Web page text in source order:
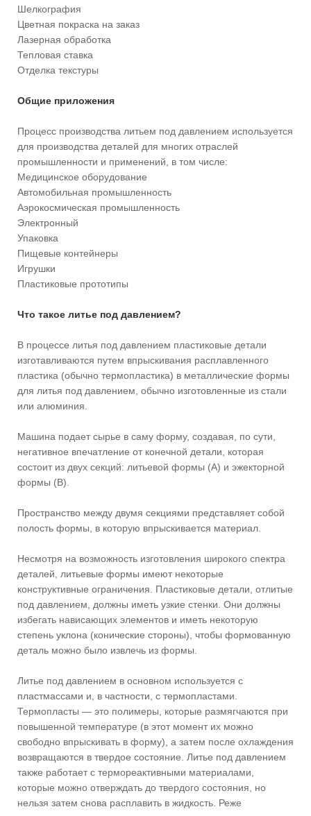
Шелкография
Цветная покраска на заказ
Лазерная обработка
Тепловая ставка
Отделка текстуры
Общие приложения
Процесс производства литьем под давлением используется
для производства деталей для многих отраслей
промышленности и применений, в том числе:
Медицинское оборудование
Автомобильная промышленность
Аэрокосмическая промышленность
Электронный
Упаковка
Пищевые контейнеры
Игрушки
Пластиковые прототипы
Что такое литье под давлением?
В процессе литья под давлением пластиковые детали
изготавливаются путем впрыскивания расплавленного
пластика (обычно термопластика) в металлические формы
для литья под давлением, обычно изготовленные из стали
или алюминия.
Машина подает сырье в саму форму, создавая, по сути,
негативное впечатление от конечной детали, которая
состоит из двух секций: литьевой формы (А) и эжекторной
формы (В).
Пространство между двумя секциями представляет собой
полость формы, в которую впрыскивается материал.
Несмотря на возможность изготовления широкого спектра
деталей, литьевые формы имеют некоторые
конструктивные ограничения. Пластиковые детали, отлитые
под давлением, должны иметь узкие стенки. Они должны
избегать нависающих элементов и иметь некоторую
степень уклона (конические стороны), чтобы формованную
деталь можно было извлечь из формы.
Литье под давлением в основном используется с
пластмассами и, в частности, с термопластами.
Термопласты — это полимеры, которые размягчаются при
повышенной температуре (в этот момент их можно
свободно впрыскивать в форму), а затем после охлаждения
возвращаются в твердое состояние. Литье под давлением
также работает с термореактивными материалами,
которые можно отверждать до твердого состояния, но
нельзя затем снова расплавить в жидкость. Реже